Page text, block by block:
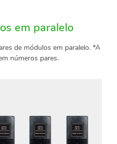
em paralelo
de módulos em paralelo. *A
números pares.